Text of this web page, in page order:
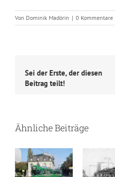
Von Dominik Madörin | 0 Kommentare
Sei der Erste, der diesen
Beitrag teilt!
Ähnliche Beiträge